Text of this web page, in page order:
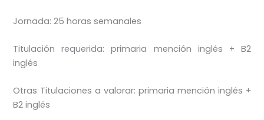
Jornada: 25 horas semanales
Titulación requerida: primaria mención inglés + B2
inglés
Otras Titulaciones a valorar: primaria mención inglés +
B2 inglés